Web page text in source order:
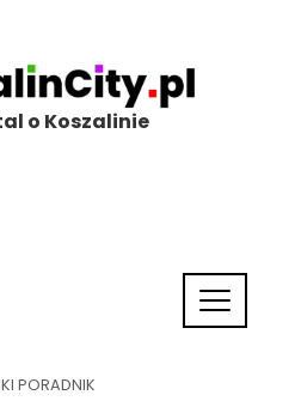
o Koszalinie
PORADNIK